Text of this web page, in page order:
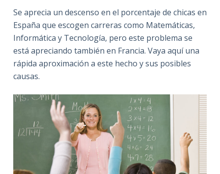
Se aprecia un descenso en el porcentaje de chicas en
España que escogen carreras como Matemáticas,
Informática y Tecnología, pero este problema se
está apreciando también en Francia. Vaya aquí una
rápida aproximación a este hecho y sus posibles
causas.